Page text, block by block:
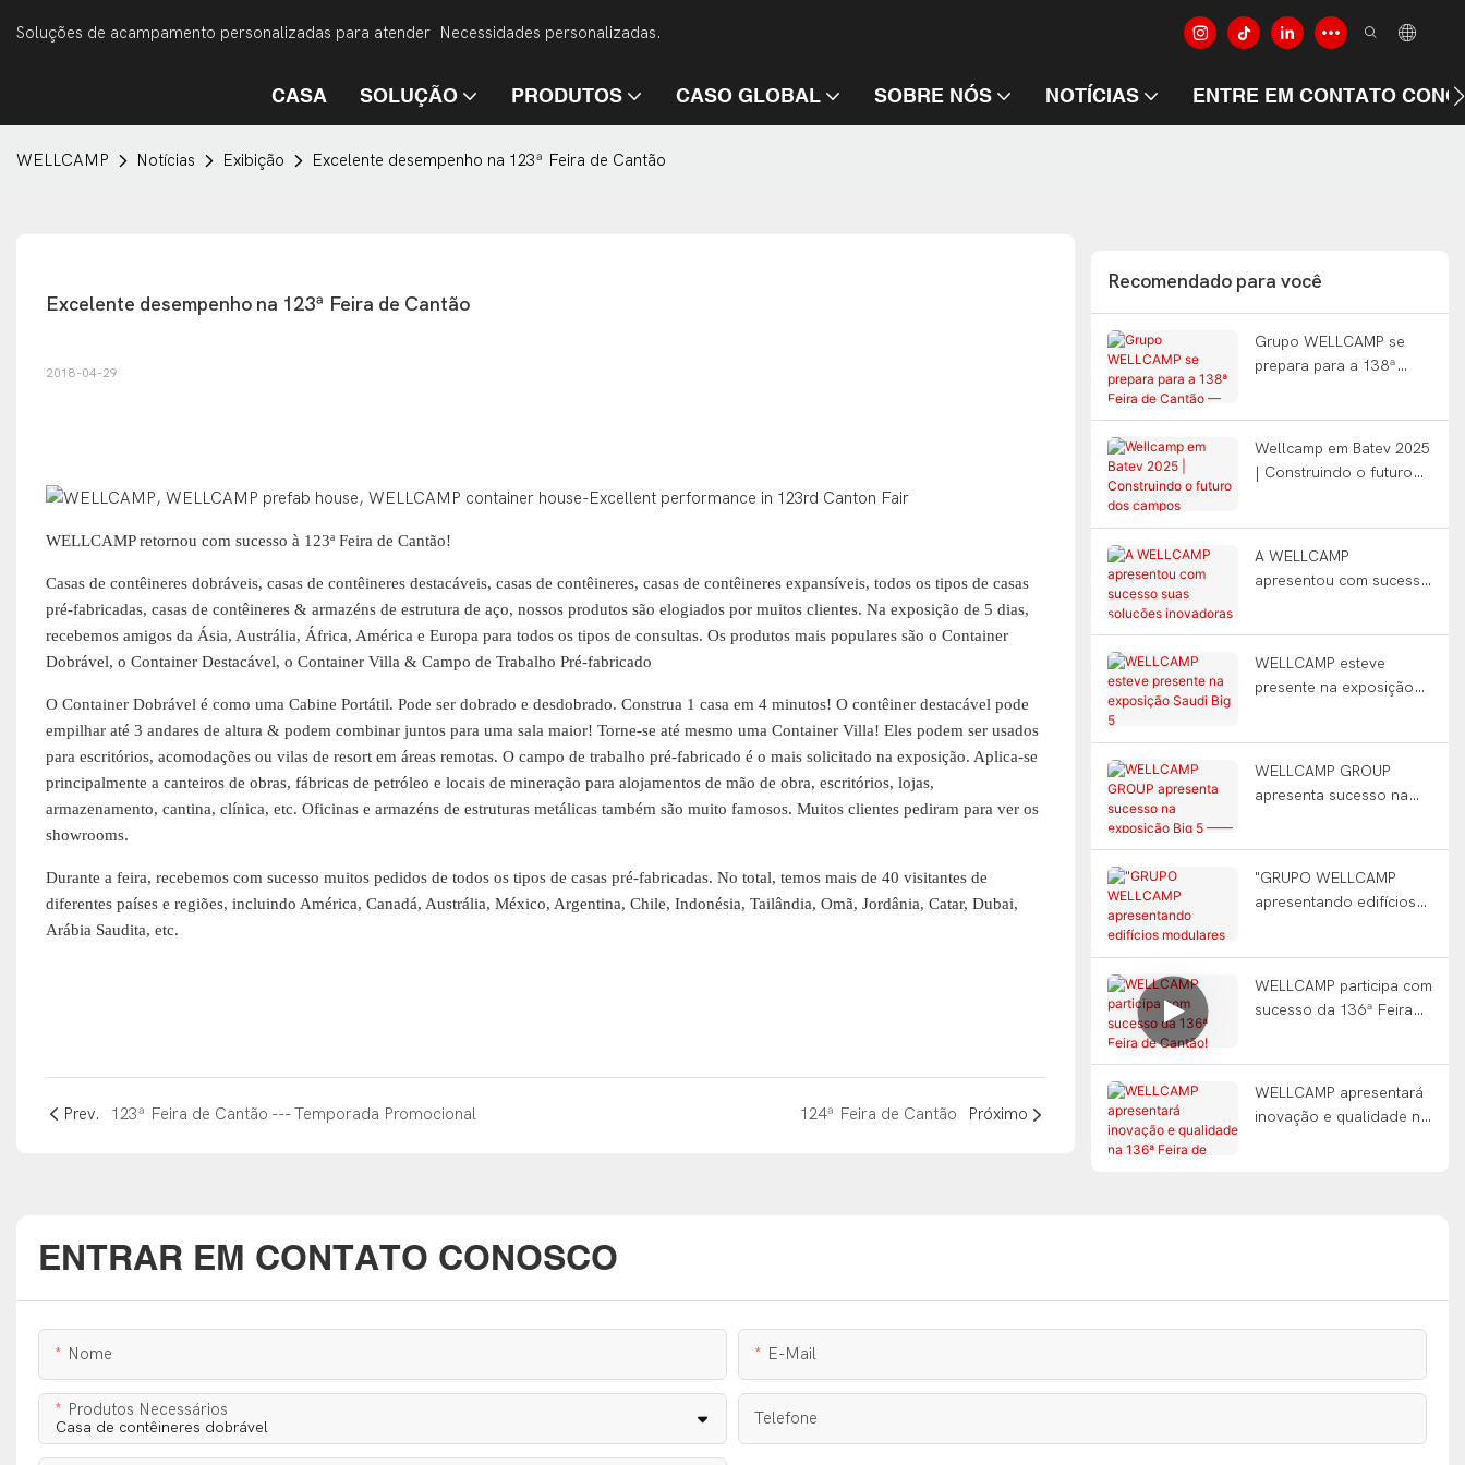
Soluções de acampamento personalizadas para atender Necessidades personalizadas.
CASA SOLUÇÃO PRODUTOS CASO GLOBAL SOBRE NÓS NOTÍCIAS ENTRE EM CONTATO
WELLCAMP Notícias Exibição Excelente desempenho na 123ª Feira de Cantão
Excelente desempenho na 123ª Feira de Cantão
2018-04-29
WELLCAMP retornou com sucesso à 123ª Feira de Cantão!
Casas de contêineres dobráveis, casas de contêineres destacáveis, casas de contêineres, casas de contêineres expansíveis, todos os tipos de casas
pré-fabricadas, casas de contêineres & armazéns de estrutura de aço, nossos produtos são elogiados por muitos clientes. Na exposição de 5 dias,
recebemos amigos da Ásia, Austrália, África, América e Europa para todos os tipos de consultas. Os produtos mais populares são o Container
Dobrável, o Container Destacável, o Container Villa & Campo de Trabalho Pré-fabricado
O Container Dobrável é como uma Cabine Portátil. Pode ser dobrado e desdobrado. Construa 1 casa em 4 minutos! O contêiner destacável pode
empilhar até 3 andares de altura & podem combinar juntos para uma sala maior! Torne-se até mesmo uma Container Villa! Eles podem ser usados ​​​​
para escritórios, acomodações ou vilas de resort em áreas remotas. O campo de trabalho pré-fabricado é o mais solicitado na exposição. Aplica-se
principalmente a canteiros de obras, fábricas de petróleo e locais de mineração para alojamentos de mão de obra, escritórios, lojas,
armazenamento, cantina, clínica, etc. Oficinas e armazéns de estruturas metálicas também são muito famosos. Muitos clientes pediram para ver os
showrooms.
Durante a feira, recebemos com sucesso muitos pedidos de todos os tipos de casas pré-fabricadas. No total, temos mais de 40 visitantes de
diferentes países e regiões, incluindo América, Canadá, Austrália, México, Argentina, Chile, Indonésia, Tailândia, Omã, Jordânia, Catar, Dubai,
Arábia Saudita, etc.
Prev. 123ª Feira de Cantão --- Temporada Promocional 124ª Feira de Cantão Próximo
Recomendado para você
Grupo WELLCAMP se
prepara para a 138ª
Wellcamp em Batev 2025
| Construindo o futuro
A WELLCAMP
apresentou com sucesso
Arábia Saudita!
WELLCAMP esteve
presente na exposição
WELLCAMP GROUP
apresenta sucesso na
"GRUPO WELLCAMP
apresentando edifícios
WELLCAMP participa com
sucesso da 136ª Feira
WELLCAMP apresentará
inovação e qualidade na
ENTRAR EM CONTATO CONOSCO
Nome E-Mail
Produtos Necessários Telefone